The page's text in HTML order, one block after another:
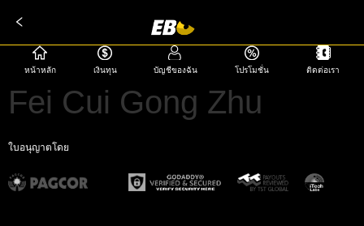
หน้าหลัก เงินทุน บัญชีของฉัน โปรโมชั่น ติดต่อเรา
Fei Cui Gong Zhu
ใบอนุญาตโดย